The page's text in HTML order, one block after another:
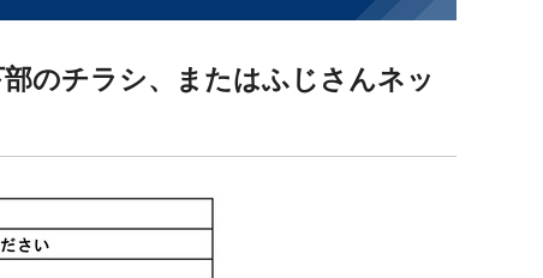
のチラシ、またはふじさんネッ